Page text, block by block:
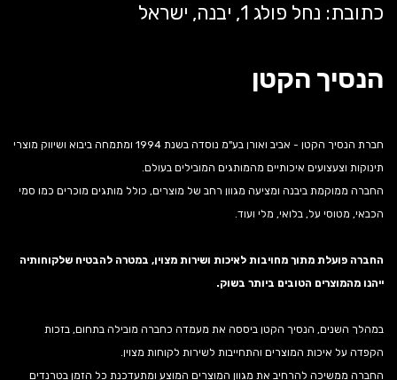
כתובת: נחל פולג 1, יבנה, ישראל
הנסיך הקטן
חברת הנסיך הקטן - אביב ואורן בע"מ נוסדה בשנת 1994 ומתמחה ביבוא ושיווק מוצרי
תינוקות וצעצועים איכותיים מהמותגים המובילים בעולם.
החברה ממוקמת ביבנה ומציעה מגוון רחב של מוצרים, כולל מותגים מוכרים כמו סמי
הכבאי, מטוסי על, בלואי, מלי ועוד.
החברה פועלת מתוך מחויבות לאיכות ושירות מצוין, במטרה להבטיח שלקוחותיה
ייהנו מהמוצרים הטובים ביותר בשוק.
במהלך השנים, הנסיך הקטן ביססה את מעמדה כחברה מובילה בתחום, בזכות
הקפדה על איכות המוצרים והתחייבות לשירות לקוחות מצוין.
החברה ממשיכה להרחיב את מגוון המוצרים המוצע ומתעדכנת כל הזמן בטרנדים